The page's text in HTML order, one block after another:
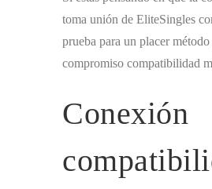
toma unión de EliteSingles
prueba para un placer
compromiso compatibilidad
Conexión